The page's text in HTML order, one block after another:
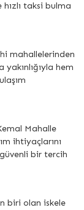
hızlı taksi bulma
mahallelerinden
hem
Mahalle
ihtiyaçlarını
bir tercih
biri olan iskele